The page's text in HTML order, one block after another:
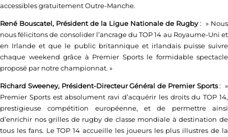
accessibles gratuitement Outre-Manche.
René Bouscatel, Président de la Ligue Nationale de Rugby: » Nous
nous félicitons de consolider l’ancrage du TOP 14 au Royaume-Uni et
en Irlande et que le public britannique et irlandais puisse suivre
chaque weekend grâce à Premier Sports le formidable spectacle
proposé par notre championnat. »
Richard Sweeney, Président-Directeur Général de Premier Sports: »
Premier Sports est absolument ravi d’acquérir les droits du TOP 14,
prestigieuse compétition européenne, et de permettre ainsi
d’enrichir nos grilles de rugby de classe mondiale à destination de
tous les fans. Le TOP 14 accueille les joueurs les plus illustres de la